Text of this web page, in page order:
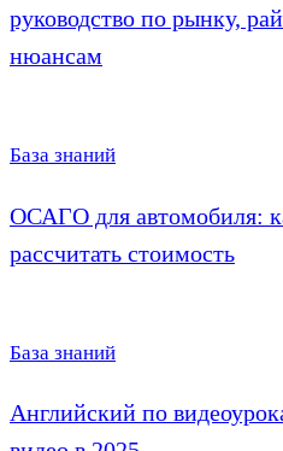
руководство по рынку,
нюансам
База знаний
ОСАГО для автомобиля:
рассчитать стоимость
База знаний
Английский по